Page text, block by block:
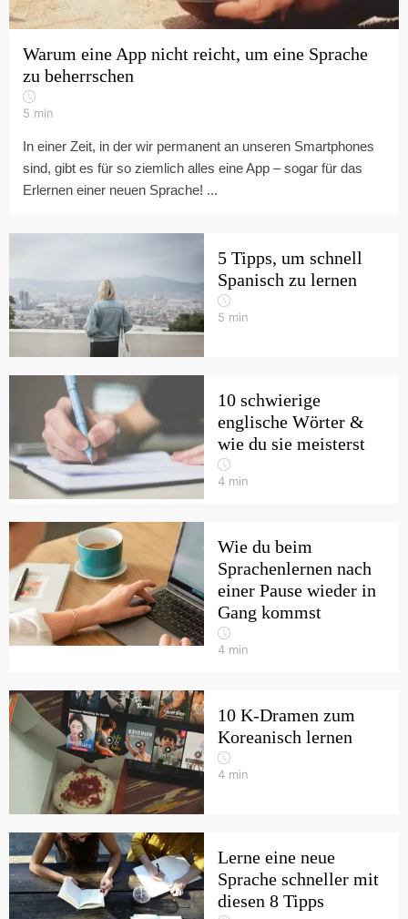
Warum eine App nicht reicht, um eine Sprache
zu beherrschen
5 min
In einer Zeit, in der wir permanent an unseren Smartphones
sind, gibt es für so ziemlich alles eine App – sogar für das
Erlernen einer neuen Sprache! ...
5 Tipps, um schnell
Spanisch zu lernen
5 min
10 schwierige
englische Wörter &
wie du sie meisterst
4 min
Wie du beim
Sprachenlernen nach
einer Pause wieder in
Gang kommst
4 min
10 K-Dramen zum
Koreanisch lernen
4 min
Lerne eine neue
Sprache schneller mit
diesen 8 Tipps